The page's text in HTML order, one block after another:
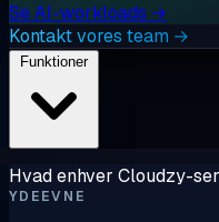
Se AI-workloads →
Kontakt vores team →
Funktioner
Hvad enhver Cloudzy-
YDEEVNE